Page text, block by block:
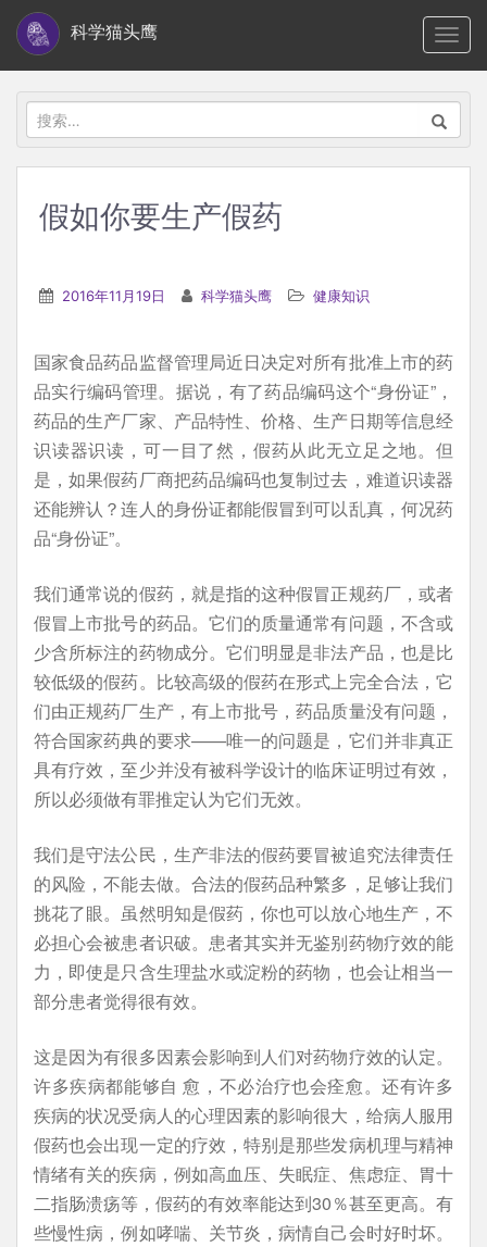
i
科学猫头鹰
搜
索：
假如你要生产假药
2016年11月19日 科学猫头鹰 健康知识
国家食品药品监督管理局近日决定对所有批准上市的药
品实行编码管理。据说，有了药品编码这个“身份证”，
药品的生产厂家、产品特性、价格、生产日期等信息经
识读器识读，可一目了然，假药从此无立足之地。但
是，如果假药厂商把药品编码也复制过去，难道识读器
还能辨认？连人的身份证都能假冒到可以乱真，何况药
品“身份证”。
我们通常说的假药，就是指的这种假冒正规药厂，或者
假冒上市批号的药品。它们的质量通常有问题，不含或
少含所标注的药物成分。它们明显是非法产品，也是比
较低级的假药。比较高级的假药在形式上完全合法，它
们由正规药厂生产，有上市批号，药品质量没有问题，
符合国家药典的要求——唯一的问题是，它们并非真正
具有疗效，至少并没有被科学设计的临床证明过有效，
所以必须做有罪推定认为它们无效。
我们是守法公民，生产非法的假药要冒被追究法律责任
的风险，不能去做。合法的假药品种繁多，足够让我们
挑花了眼。虽然明知是假药，你也可以放心地生产，不
必担心会被患者识破。患者其实并无鉴别药物疗效的能
力，即使是只含生理盐水或淀粉的药物，也会让相当一
部分患者觉得很有效。
这是因为有很多因素会影响到人们对药物疗效的认定。
许多疾病都能够自 愈，不必治疗也会痊愈。还有许多
疾病的状况受病人的心理因素的影响很大，给病人服用
假药也会出现一定的疗效，特别是那些发病机理与精神
情绪有关的疾病，例如高血压、失眠症、焦虑症、胃十
二指肠溃疡等，假药的有效率能达到30％甚至更高。有
些慢性病，例如哮喘、关节炎，病情自己会时好时坏。